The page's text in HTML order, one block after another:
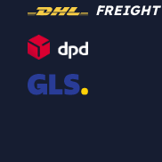
FREIGHT